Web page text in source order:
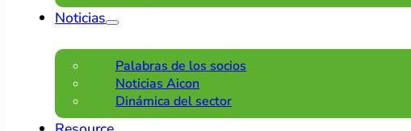
Noticias
Palabras de los socios
Noticias Aicon
Dinámica del sector